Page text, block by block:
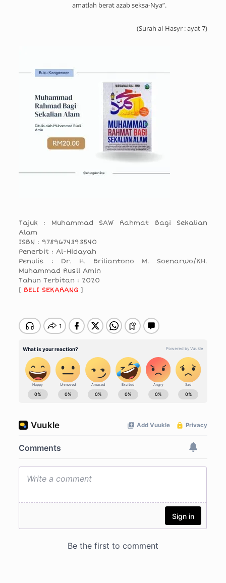
amatlah berat azab seksa-Nya”.
(Surah al-Hasyr : ayat 7)
Tajuk : Muhammad SAW Rahmat Bagi Sekalian
Alam
ISBN : 9789674393540
Penerbit : Al-Hidayah
Penulis : Dr. H. Briliantono M. Soenarwo/KH.
Muhammad Rusli Amin
Tahun Terbitan : 2020
[ BELI SEKARANG]